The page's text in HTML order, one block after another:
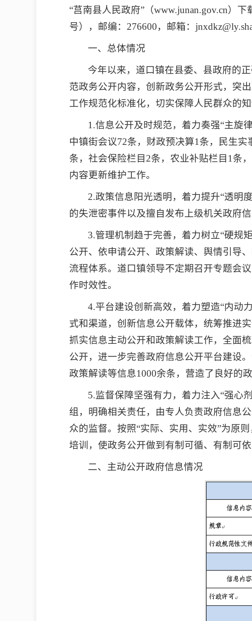
“莒南县人民政府”（www.junan.gov.cn）
号），邮编：276600，邮箱：
一、总体情况
今年以来，道口镇在县委、县政府的
范政务公开内容，创新政务公开形式，突
工作规范化标准化，切实保障人民群众的
1.信息公开及时规范，着力奏强“主旋
中镇街会议72条，财政预决算1条，民生
条，社会保险栏目2条，农业补贴栏目1条
内容更新维护工作。
2.政策信息阳光透明，着力提升“透明
的失泄密事件以及擅自发布上级机关政府
3.管理机制趋于完善，着力树立“硬规
公开、依申请公开、政策解读、舆情引导
流程体系。道口镇领导不定期召开专题会
作时效性。
4.平台建设创新高效，着力塑造“内动
式和渠道，创新信息公开载体，统筹推进
抓实信息主动公开和政策解读工作，全面
公开，进一步完善政府信息公开平台建设
政策解读等信息1000余条，营造了良好的
5.监督保障坚强有力，着力注入“强心
组，明确相关责任，由专人负责政府信息
众的监督。按照“实际、实用、实效”为原
培训，使政务公开做到有制可循、有制可
二、主动公开政府信息情况